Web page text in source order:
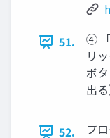
51.
④
リ
ボ
出る
52.
プ